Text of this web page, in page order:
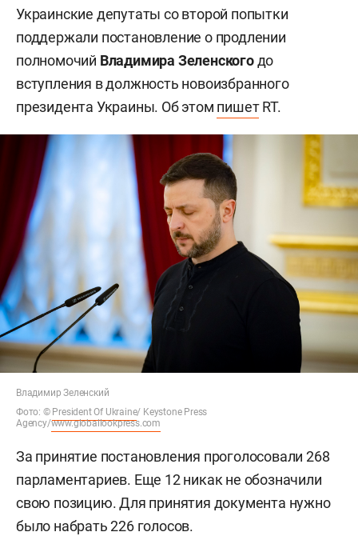
Украинские депутаты со второй попытки
поддержали постановление о продлении
полномочий Владимира Зеленскогодо
вступления в должность новоизбранного
президента Украины. Об этом пишет RT.
Владимир Зеленский
Фото: © President Of Ukraine/ Keystone Press
Agency/www.globallookpress.com
За принятие постановления проголосовали 268
парламентариев. Еще 12 никак не обозначили
свою позицию. Для принятия документа нужно
было набрать 226 голосов.